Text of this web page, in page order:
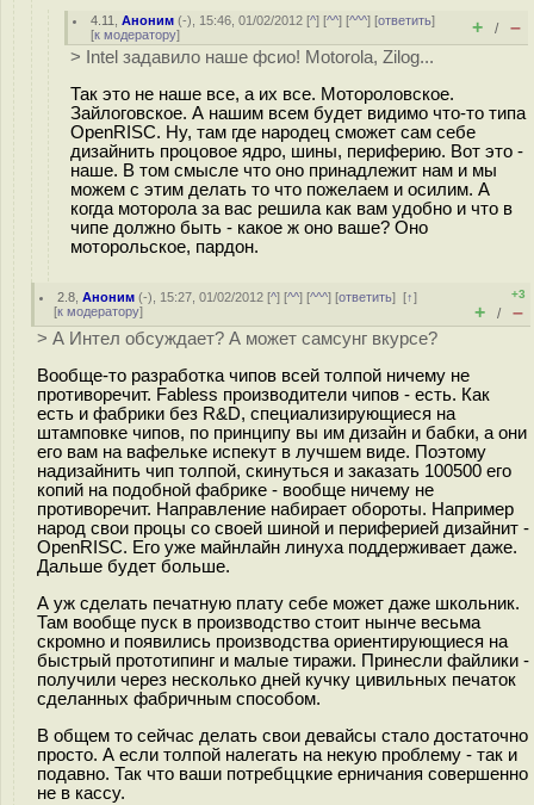
4.11 ,Аноним (-), 15:46, 01/02/2012 [^] [^^] [^^^] [ответить]
[к модератору] + / –
> Intel задавило наше фсио! Motorola, Zilog...
Так это не наше все, а их все. Мотороловское.
Зайлоговское. А нашим всем будет видимо что-то типа
OpenRISC. Ну, там где народец сможет сам себе
дизайнить процовое ядро, шины, периферию. Вот это -
наше. В том смысле что оно принадлежит нам и мы
можем с этим делать то что пожелаем и осилим. А
когда моторола за вас решила как вам удобно и что в
чипе должно быть - какое ж оно ваше? Оно
моторольское, пардон.
2.8 ,Аноним (-), 15:27, 01/02/2012 [^] [^^] [^^^] [ответить][↑]
[к модератору]
+3
+ / –
> А Интел обсуждает? А может самсунг вкурсе?
Вообще-то разработка чипов всей толпой ничему не
противоречит. Fabless производители чипов - есть. Как
есть и фабрики без R&D, специализирующиеся на
штамповке чипов, по принципу вы им дизайн и бабки, а они
его вам на вафельке испекут в лучшем виде. Поэтому
надизайнить чип толпой, скинуться и заказать 100500 его
копий на подобной фабрике - вообще ничему не
противоречит. Направление набирает обороты. Например
народ свои процы со своей шиной и периферией дизайнит -
OpenRISC. Его уже майнлайн линуха поддерживает даже.
Дальше будет больше.
А уж сделать печатную плату себе может даже школьник.
Там вообще пуск в производство стоит нынче весьма
скромно и появились производства ориентирующиеся на
быстрый прототипинг и малые тиражи. Принесли файлики -
получили через несколько дней кучку цивильных печаток
сделанных фабричным способом.
В общем то сейчас делать свои девайсы стало достаточно
просто. А если толпой налегать на некую проблему - так и
подавно. Так что ваши потребццкие ерничания совершенно
не в кассу.